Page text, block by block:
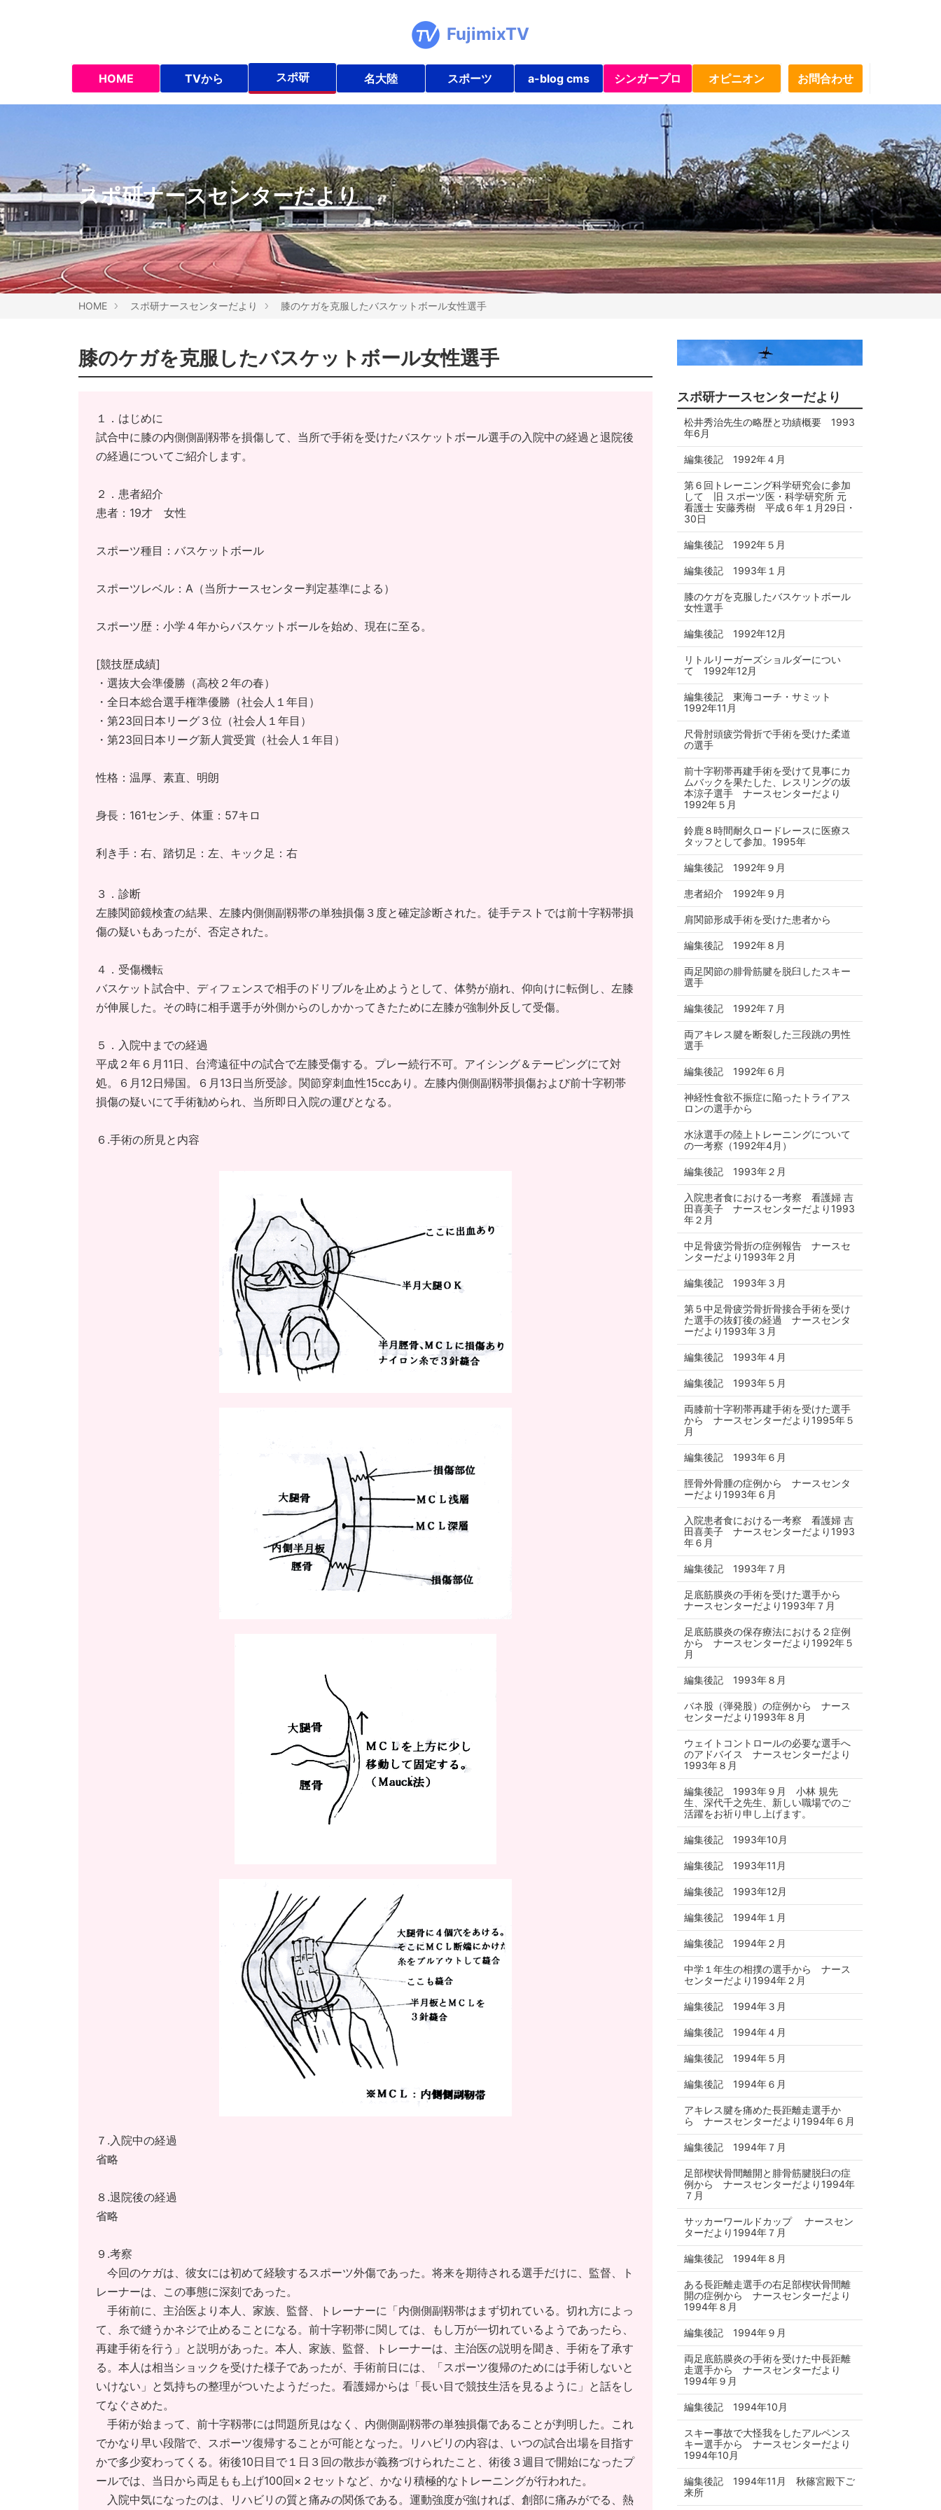
FujimixTV
HOME TVから スポ研 名大陸 スポーツ a-blog cms シンガープロ オピニオン お問合わせ
スポ研ナースセンターだより
HOME スポ研ナースセンターだより 膝のケガを克服したバスケットボール女性選手
膝のケガを克服したバスケットボール女性選手
１．はじめに
試合中に膝の内側側副靱帯を損傷して、当所で手術を受けたバスケットボール選手の入院中の経過と退院後
の経過についてご紹介します。
２．患者紹介
患者：19才 女性
スポーツ種目：バスケットボール
スポーツレベル：A（当所ナースセンター判定基準による）
スポーツ歴：小学４年からバスケットボールを始め、現在に至る。
[競技歴成績]
・選抜大会準優勝（高校２年の春）
・全日本総合選手権準優勝（社会人１年目）
・第23回日本リーグ３位（社会人１年目）
・第23回日本リーグ新人賞受賞（社会人１年目）
性格：温厚、素直、明朗
身長：161センチ、体重：57キロ
利き手：右、踏切足：左、キック足：右
３．診断
左膝関節鏡検査の結果、左膝内側側副靱帯の単独損傷３度と確定診断された。徒手テストでは前十字靱帯損
傷の疑いもあったが、否定された。
４．受傷機転
バスケット試合中、ディフェンスで相手のドリブルを止めようとして、体勢が崩れ、仰向けに転倒し、左膝
が伸展した。その時に相手選手が外側からのしかかってきたために左膝が強制外反して受傷。
５．入院中までの経過
平成２年６月11日、台湾遠征中の試合で左膝受傷する。プレー続行不可。アイシング＆テーピングにて対
処。６月12日帰国。６月13日当所受診。関節穿刺血性15ccあり。左膝内側側副靱帯損傷および前十字靭帯
損傷の疑いにて手術勧められ、当所即日入院の運びとなる。
６.手術の所見と内容
７.入院中の経過
省略
８.退院後の経過
省略
９.考察
今回のケガは、彼女には初めて経験するスポーツ外傷であった。将来を期待される選手だけに、監督、ト
レーナーは、この事態に深刻であった。
手術前に、主治医より本人、家族、監督、トレーナーに「内側側副靱帯はまず切れている。切れ方によっ
て、糸で縫うかネジで止めることになる。前十字靭帯に関しては、もし万が一切れているようであったら、
再建手術を行う」と説明があった。本人、家族、監督、トレーナーは、主治医の説明を聞き、手術を了承す
る。本人は相当ショックを受けた様子であったが、手術前日には、「スポーツ復帰のためには手術しないと
いけない」と気持ちの整理がついたようだった。看護婦からは「長い目で競技生活を見るように」と話をし
てなぐさめた。
手術が始まって、前十字靱帯には問題所見はなく、内側側副靱帯の単独損傷であることが判明した。これ
でかなり早い段階で、スポーツ復帰することが可能となった。リハビリの内容は、いつの試合出場を目指す
かで多少変わってくる。術後10日目で１日３回の散歩が義務づけられたこと、術後３週目で開始になったプ
ールでは、当日から両足もも上げ100回×２セットなど、かなり積極的なトレーニングが行われた。
入院中気になったのは、リハビリの質と痛みの関係である。運動強度が強ければ、創部に痛みがでる、熱
スポ研ナースセンターだより
松井秀治先生の略歴と功績概要 1993
年6月
編集後記 1992年４月
第６回トレーニング科学研究会に参加
して 旧 スポーツ医・科学研究所 元
看護士 安藤秀樹 平成６年１月29日・
30日
編集後記 1992年５月
編集後記 1993年１月
膝のケガを克服したバスケットボール
女性選手
編集後記 1992年12月
リトルリーガーズショルダーについ
て 1992年12月
編集後記 東海コーチ・サミット
1992年11月
尺骨肘頭疲労骨折で手術を受けた柔道
の選手
前十字靭帯再建手術を受けて見事にカ
ムバックを果たした、レスリングの坂
本涼子選手 ナースセンターだより
1992年５月
鈴鹿８時間耐久ロードレースに医療ス
タッフとして参加。1995年
編集後記 1992年９月
患者紹介 1992年９月
肩関節形成手術を受けた患者から
編集後記 1992年８月
両足関節の腓骨筋腱を脱臼したスキー
選手
編集後記 1992年７月
両アキレス腱を断裂した三段跳の男性
選手
編集後記 1992年６月
神経性食欲不振症に陥ったトライアス
ロンの選手から
水泳選手の陸上トレーニングについて
の一考察（1992年4月）
編集後記 1993年２月
入院患者食における一考察 看護婦 吉
田喜美子 ナースセンターだより1993
年２月
中足骨疲労骨折の症例報告 ナースセ
ンターだより1993年２月
編集後記 1993年３月
第５中足骨疲労骨折骨接合手術を受け
た選手の抜釘後の経過 ナースセンタ
ーだより1993年３月
編集後記 1993年４月
編集後記 1993年５月
両膝前十字靭帯再建手術を受けた選手
から ナースセンターだより1995年５
月
編集後記 1993年６月
脛骨外骨腫の症例から ナースセンタ
ーだより1993年６月
入院患者食における一考察 看護婦 吉
田喜美子 ナースセンターだより1993
年６月
編集後記 1993年７月
足底筋膜炎の手術を受けた選手から
ナースセンターだより1993年７月
足底筋膜炎の保存療法における２症例
から ナースセンターだより1992年５
月
編集後記 1993年８月
バネ股（弾発股）の症例から ナース
センターだより1993年８月
ウェイトコントロールの必要な選手へ
のアドバイス ナースセンターだより
1993年８月
編集後記 1993年９月 小林 規先
生、深代千之先生、新しい職場でのご
活躍をお祈り申し上げます。
編集後記 1993年10月
編集後記 1993年11月
編集後記 1993年12月
編集後記 1994年１月
編集後記 1994年２月
中学１年生の相撲の選手から ナース
センターだより1994年２月
編集後記 1994年３月
編集後記 1994年４月
編集後記 1994年５月
編集後記 1994年６月
アキレス腱を痛めた長距離走選手か
ら ナースセンターだより1994年６月
編集後記 1994年７月
足部楔状骨間離開と腓骨筋腱脱臼の症
例から ナースセンターだより1994年
７月
サッカーワールドカップ ナースセン
ターだより1994年７月
編集後記 1994年８月
ある長距離走選手の右足部楔状骨間離
開の症例から ナースセンターだより
1994年８月
編集後記 1994年９月
両足底筋膜炎の手術を受けた中長距離
走選手から ナースセンターだより
1994年９月
編集後記 1994年10月
スキー事故で大怪我をしたアルペンス
キー選手から ナースセンターだより
1994年10月
編集後記 1994年11月 秋篠宮殿下ご
来所